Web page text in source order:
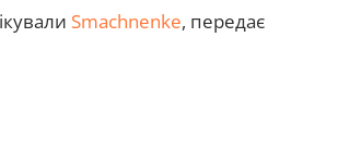
Smachnenke, передає